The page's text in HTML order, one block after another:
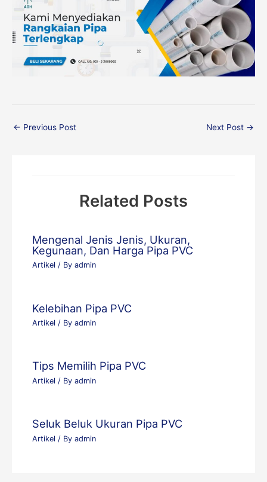
← Previous Post Next Post →
Related Posts
Mengenal Jenis Jenis, Ukuran,
Kegunaan, Dan Harga Pipa PVC
Artikel / Byadmin
Kelebihan Pipa PVC
Artikel / Byadmin
Tips Memilih Pipa PVC
Artikel / Byadmin
Seluk Beluk Ukuran Pipa PVC
Artikel / Byadmin